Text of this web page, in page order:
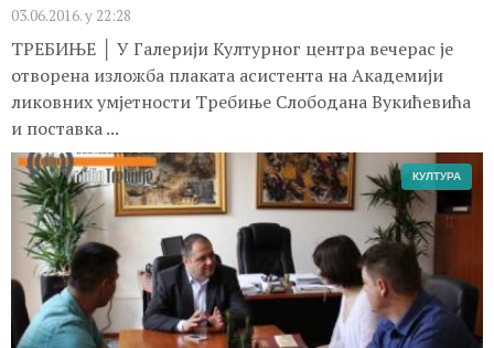
03.06.2016. у 22:28
ТРЕБИЊЕ │ У Галерији Културног центра вечерас је
отворена изложба плаката асистента на Академији
ликовних умјетности Требиње Слободана Вукићевића
и поставка ...
КУЛТУРА